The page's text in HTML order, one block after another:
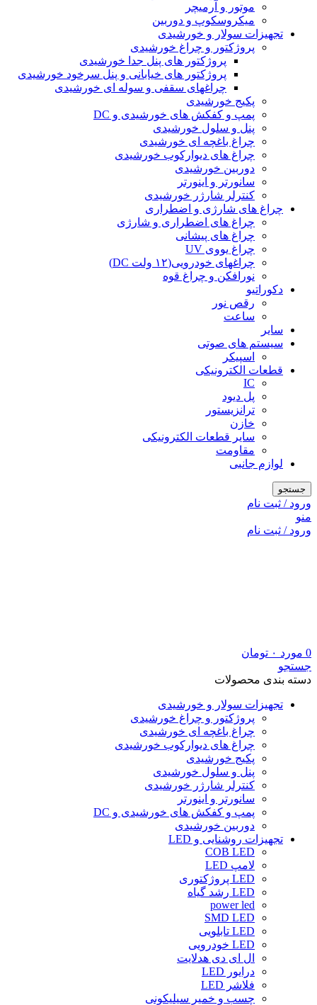
موتور و آرمیچر
میکروسکوپ و دوربین
تجهیزات سولار و خورشیدی
پروژکتور و چراغ خورشیدی
پروژکتور های پنل جدا خورشیدی
پروژکتور های خیابانی و پنل سرخود خورشیدی
چراغهای سقفی و سوله ای خورشیدی
پکیج خورشیدی
پمپ و کفکش های خورشیدی و DC
پنل و سلول خورشیدی
چراغ باغچه ای خورشیدی
چراغ های دیوارکوب خورشیدی
دوربین خورشیدی
سانورتر و اینورتر
کنترلر شارژر خورشیدی
چراغ های شارژی و اضطراری
چراغ های اضطراری و شارژی
چراغ های پیشانی
چراغ یووی UV
چراغهای خودرویی(۱۲ ولت DC)
نورافکن و چراغ قوه
دکوراتیو
رقص نور
ساعت
سایر
سیستم های صوتی
اسپیکر
قطعات الکترونیکی
IC
پل دیود
ترانزیستور
خازن
سایر قطعات الکترونیکی
مقاومت
لوازم جانبی
جستجو
ورود / ثبت نام
منو
ورود / ثبت نام
0 مورد ۰ تومان
جستجو
دسته بندی محصولات
تجهیزات سولار و خورشیدی
پروژکتور و چراغ خورشیدی
چراغ باغچه ای خورشیدی
چراغ های دیوارکوب خورشیدی
پکیج خورشیدی
پنل و سلول خورشیدی
کنترلر شارژر خورشیدی
سانورتر و اینورتر
پمپ و کفکش های خورشیدی و DC
دوربین خورشیدی
تجهیزات روشنایی و LED
COB LED
لامپ LED
LED پروژکتوری
LED رشد گیاه
power led
SMD LED
LED تابلویی
LED خودرویی
ال ای دی هدلایت
درایور LED
فلاشر LED
چسب و خمیر سیلیکونی